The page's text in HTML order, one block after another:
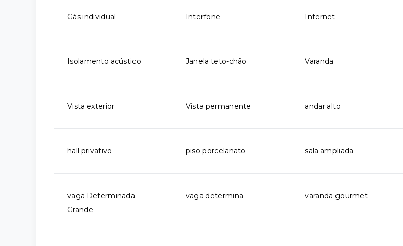
Gás individual Interfone Internet
Isolamento acústico Janela teto-chão Varanda
Vista exterior Vista permanente andar alto
hall privativo piso porcelanato sala ampliada
vaga Determinada
Grande
vaga determina varanda gourmet